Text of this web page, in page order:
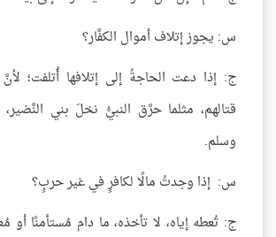
س: يجوز إتلاف أموال الكفَّار؟
ج: إذا دعت الحاجةُ إلى إتلافها أُتلفت؛
قتالهم، مثلما حرَّق النبيُّ نخلَ بني
وسلم.
س: إذا وجدتُ مالًا لكافرٍ في غير حربٍ؟
ج: تُعطه إياه، لا تأخذه، ما دام مُستأمنًا أو